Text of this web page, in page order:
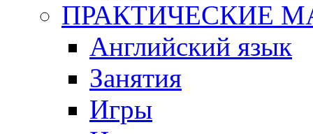
ПРАКТИЧЕСКИЕ
Английский язык
Занятия
Игры